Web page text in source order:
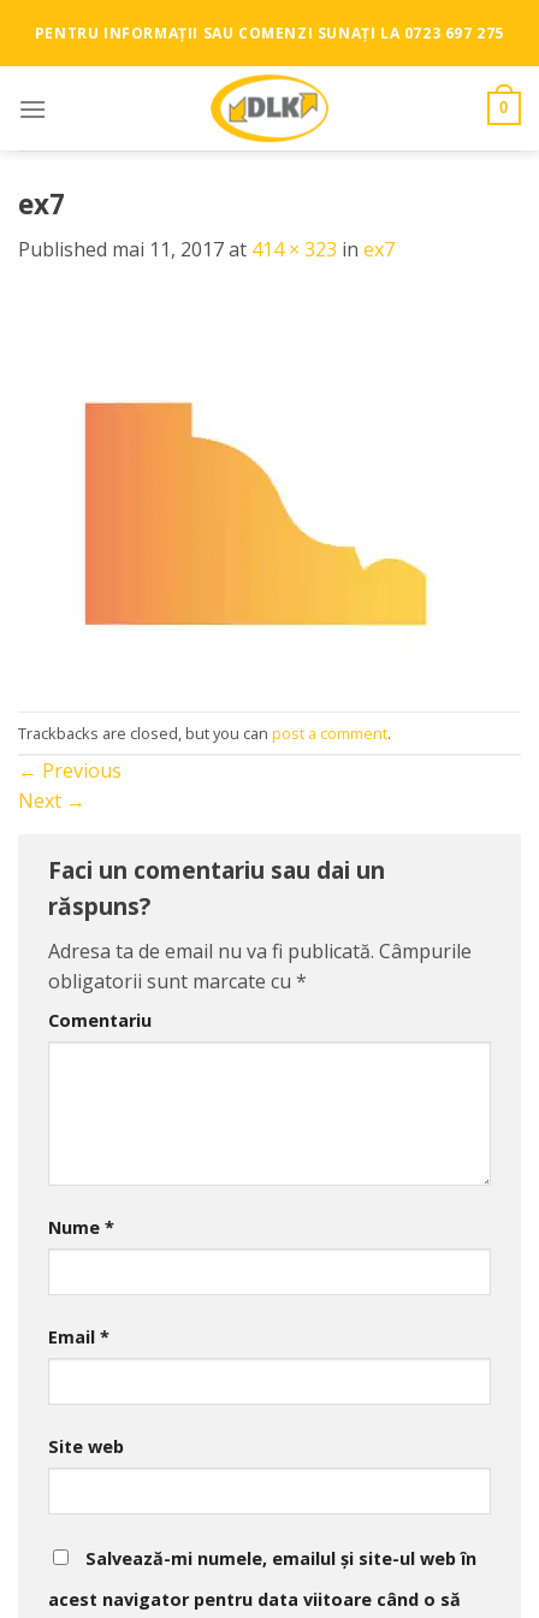
content
PENTRU INFORMAȚII SAU COMENZI SUNAȚI LA 0723 697 275
0
ex7
Published mai 11, 2017at 414 × 323 in ex7
Trackbacks are closed, but you can post a comment.
← Previous
Next →
Faci un comentariu sau dai un
răspuns?
Adresa ta de email nu va fi publicată. Câmpurile
obligatorii sunt marcate cu *
Comentariu
Nume *
Email *
Site web
Salvează-mi numele, emailul și site-ul web în
acest navigator pentru data viitoare când o să